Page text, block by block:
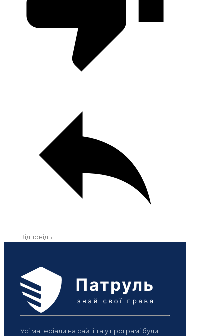
Відповідь
Усі матеріали на сайті та у програмі були